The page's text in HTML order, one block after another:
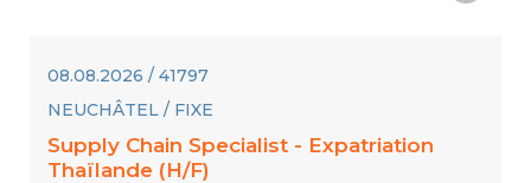
08.08.2026 / 41797
NEUCHÂTEL / FIXE
Supply Chain Specialist - Expatriation
Thaïlande (H/F)